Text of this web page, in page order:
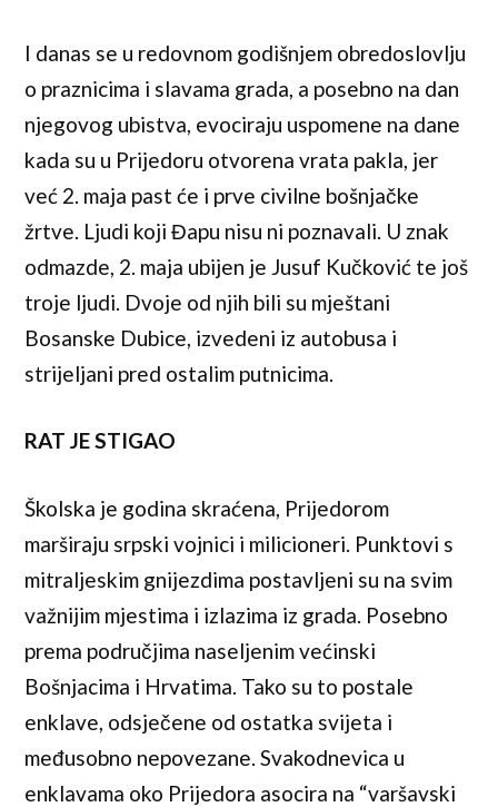
I danas se u redovnom godišnjem obredoslovlju
o praznicima i slavama grada, a posebno na dan
njegovog ubistva, evociraju uspomene na dane
kada su u Prijedoru otvorena vrata pakla, jer
već 2. maja past će i prve civilne bošnjačke
žrtve. Ljudi koji Đapu nisu ni poznavali. U znak
odmazde, 2. maja ubijen je Jusuf Kučković te još
troje ljudi. Dvoje od njih bili su mještani
Bosanske Dubice, izvedeni iz autobusa i
strijeljani pred ostalim putnicima.
RAT JE STIGAO
Školska je godina skraćena, Prijedorom
marširaju srpski vojnici i milicioneri. Punktovi s
mitraljeskim gnijezdima postavljeni su na svim
važnijim mjestima i izlazima iz grada. Posebno
prema područjima naseljenim većinski
Bošnjacima i Hrvatima. Tako su to postale
enklave, odsječene od ostatka svijeta i
međusobno nepovezane. Svakodnevica u
enklavama oko Prijedora asocira na “varšavski